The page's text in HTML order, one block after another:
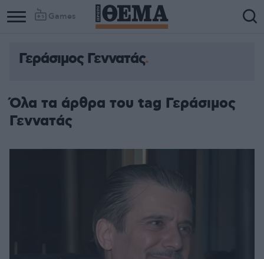
Games
Γεράσιμος Γεννατάς
Όλα τα άρθρα του tag Γεράσιμος
Γεννατάς